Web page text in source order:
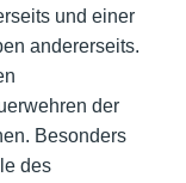
und einer
andererseits.
der
Besonders
des